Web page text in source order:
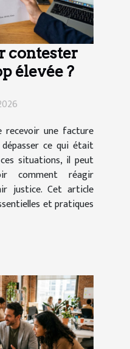
contester
élevée ?
recevoir une facture
ce qui était
situations, il peut
comment réagir
justice. Cet article
et pratiques